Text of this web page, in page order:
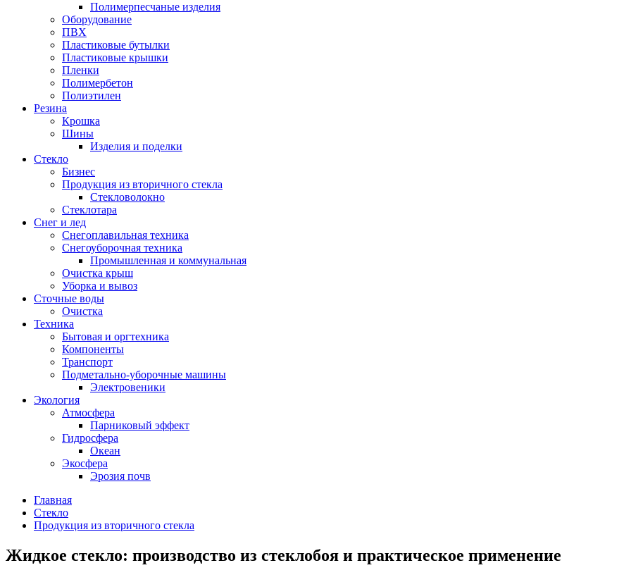
Полимерпесчаные изделия
Оборудование
ПВХ
Пластиковые бутылки
Пластиковые крышки
Пленки
Полимербетон
Полиэтилен
Резина
Крошка
Шины
Изделия и поделки
Стекло
Бизнес
Продукция из вторичного стекла
Стекловолокно
Стеклотара
Снег и лед
Снегоплавильная техника
Снегоуборочная техника
Промышленная и коммунальная
Очистка крыш
Уборка и вывоз
Сточные воды
Очистка
Техника
Бытовая и оргтехника
Компоненты
Транспорт
Подметально-уборочные машины
Электровеники
Экология
Атмосфера
Парниковый эффект
Гидросфера
Океан
Экосфера
Эрозия почв
Главная
Стекло
Продукция из вторичного стекла
Жидкое стекло: производство из стеклобоя и практическое применение